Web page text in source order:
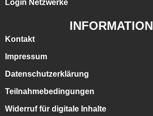
Login Netzwerke
INFORMATION
Kontakt
Impressum
Datenschutzerklärung
Teilnahmebedingungen
Widerruf für digitale Inhalte